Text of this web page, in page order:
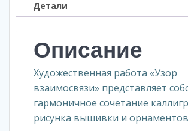
Детали
Описание
Художественная работа «Узор
взаимосвязи» представляет
гармоничное сочетание
рисунка вышивки и